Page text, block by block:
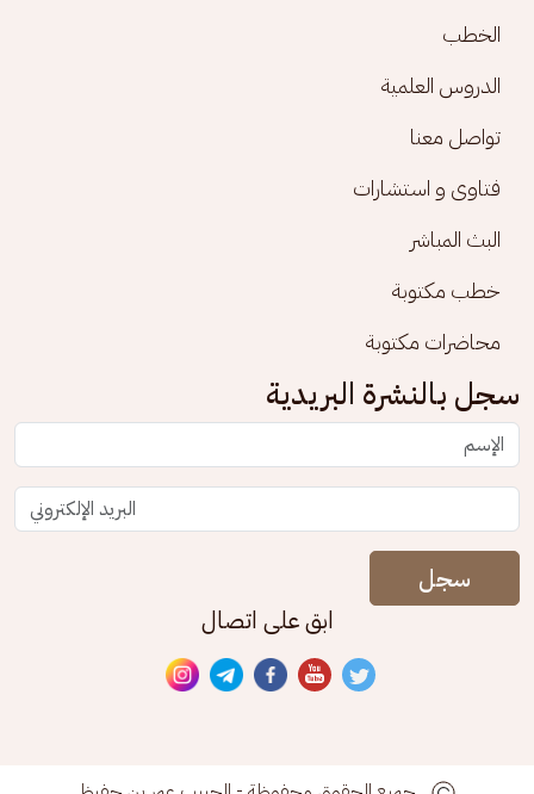
الخطب
الدروس العلمية
تواصل معنا
فتاوى و استشارات
البث المباشر
خطب مكتوبة
محاضرات مكتوبة
سجل بالنشرة البريدية
سجل
ابق على اتصال